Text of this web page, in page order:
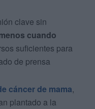
clave sin
cuando
suficientes para
de prensa
cáncer de mama,
plantado a la